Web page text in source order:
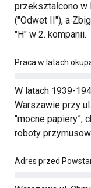
przekształcono
("Odwet II"), a
"H" w 2. kompanii.
Praca w latach
W latach 1939-
Warszawie przy
"mocne papiery”,
roboty
Adres przed